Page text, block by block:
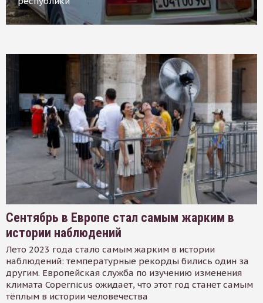
Сентябрь в Европе стал самым жарким в
истории наблюдений
Лето 2023 года стало самым жарким в истории
наблюдений: температурные рекорды бились один за
другим. Европейская служба по изучению изменения
климата Copernicus ожидает, что этот год станет самым
тёплым в истории человечества